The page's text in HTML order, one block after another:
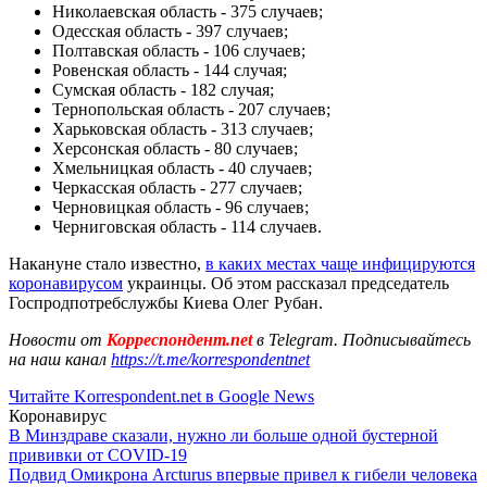
Николаевская область - 375 случаев;
Одесская область - 397 случаев;
Полтавская область - 106 случаев;
Ровенская область - 144 случая;
Сумская область - 182 случая;
Тернопольская область - 207 случаев;
Харьковская область - 313 случаев;
Херсонская область - 80 случаев;
Хмельницкая область - 40 случаев;
Черкасская область - 277 случаев;
Черновицкая область - 96 случаев;
Черниговская область - 114 случаев.
Накануне стало известно, в каких местах чаще инфицируются
коронавирусом украинцы. Об этом рассказал председатель
Госпродпотребслужбы Киева Олег Рубан.
Новости от Корреспондент.netв Telegram. Подписывайтесь
на наш канал https://t.me/korrespondentnet
Читайте Korrespondent.net в Google News
Коронавирус
В Минздраве сказали, нужно ли больше одной бустерной
прививки от COVID-19
Подвид Омикрона Arcturus впервые привел к гибели человека